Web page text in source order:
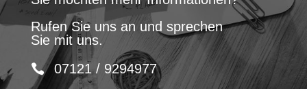
Rufen Sie uns an und sprechen
Sie mit uns.
07121 / 9294977